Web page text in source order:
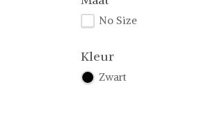
No Size
Kleur
Zwart